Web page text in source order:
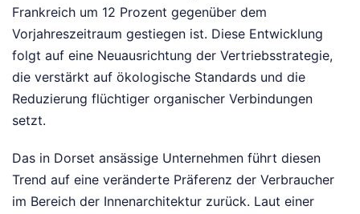
Frankreich um 12 Prozent gegenüber dem
Vorjahreszeitraum gestiegen ist. Diese Entwicklung
folgt auf eine Neuausrichtung der Vertriebsstrategie,
die verstärkt auf ökologische Standards und die
Reduzierung flüchtiger organischer Verbindungen
setzt.
Das in Dorset ansässige Unternehmen führt diesen
Trend auf eine veränderte Präferenz der Verbraucher
im Bereich der Innenarchitektur zurück. Laut einer